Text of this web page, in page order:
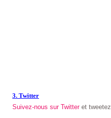
3. Twitter
Suivez-nous sur Twitteret tweetez